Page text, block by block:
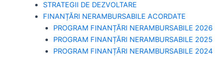
STRATEGII DE DEZVOLTARE
FINANȚĂRI NERAMBURSABILE ACORDATE
PROGRAM FINANȚĂRI NERAMBURSABILE 2026
PROGRAM FINANȚĂRI NERAMBURSABILE 2025
PROGRAM FINANȚĂRI NERAMBURSABILE 2024